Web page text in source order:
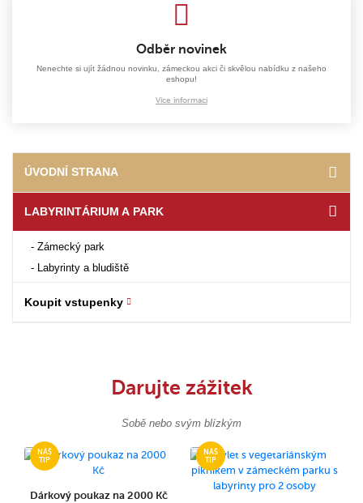
Odběr novinek
Nenechte si ujít žádnou novinku, zámeckou akci či skvělou nabídku z našeho
eshopu!
Více informací
ÚVODNÍ STRANA
LABYRINTÁRIUM A PARK
Zámecký park
Labyrinty a bludiště
Koupit vstupenky
Darujte zážitek
Sobě nebo svým blízkým
Dárkový poukaz na 2000 Kč